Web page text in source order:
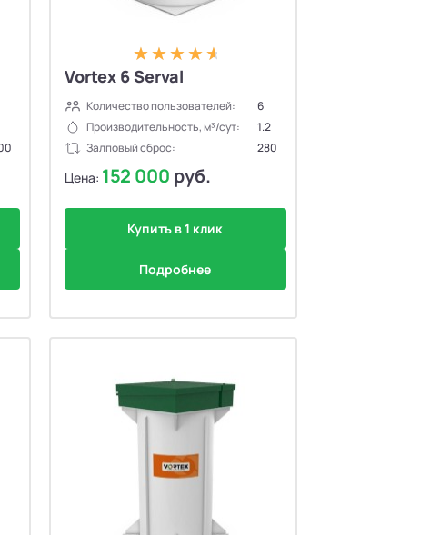
Vortex 6 Serval
Количество пользователей:
6
Производительность, м³/сут:
1.2
Залповый сброс:
280
Цена: 152 000 руб.
Купить в 1 клик
Подробнее